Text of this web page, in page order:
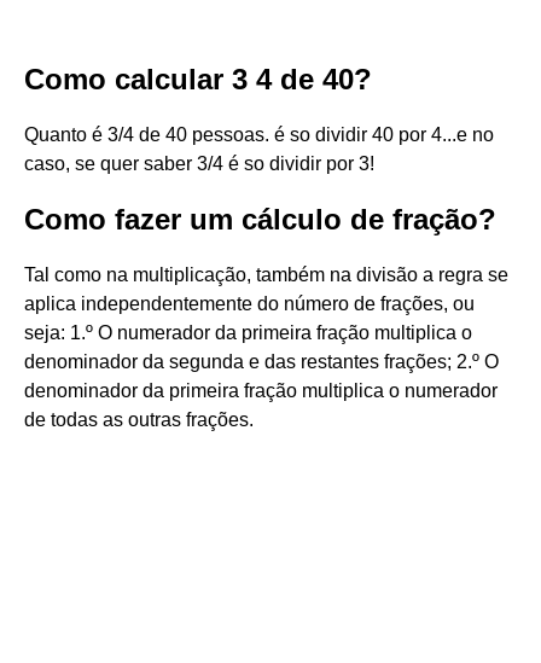
Como calcular 3 4 de 40?
Quanto é 3/4 de 40 pessoas. é so dividir 40 por 4...e no
caso, se quer saber 3/4 é so dividir por 3!
Como fazer um cálculo de fração?
Tal como na multiplicação, também na divisão a regra se
aplica independentemente do número de frações, ou
seja: 1.º O numerador da primeira fração multiplica o
denominador da segunda e das restantes frações; 2.º O
denominador da primeira fração multiplica o numerador
de todas as outras frações.